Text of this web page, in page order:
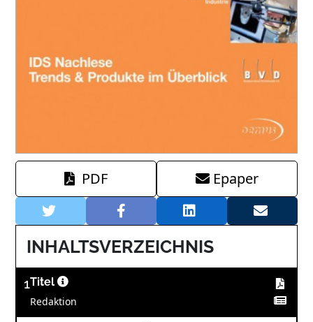
PDF Epaper
INHALTSVERZEICHNIS
1Titel
Redaktion